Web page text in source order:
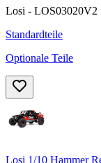
Losi - LOS03020V2
Standardteile
Optionale Teile
Losi 1/10 Hammer